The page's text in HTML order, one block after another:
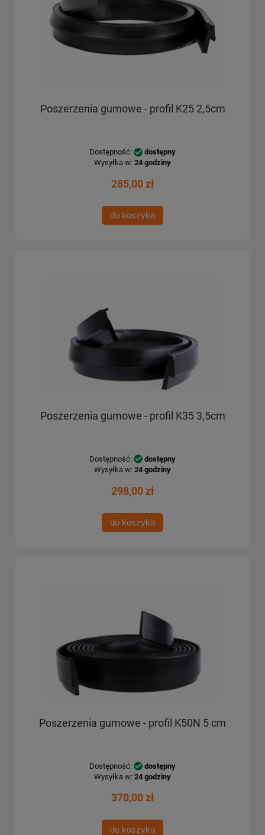
Poszerzenia gumowe - profil K25 2,5cm
Dostępność:
dostępny
Wysyłka w: 24 godziny
285,00 zł
do koszyka
Poszerzenia gumowe - profil K35 3,5cm
Dostępność:
dostępny
Wysyłka w: 24 godziny
298,00 zł
do koszyka
Poszerzenia gumowe - profil K50N 5 cm
Dostępność:
dostępny
Wysyłka w: 24 godziny
370,00 zł
do koszyka